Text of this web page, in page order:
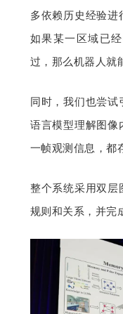
多依赖历史经验进
如果某一区域已
过，那么机器人就
同时，我们也尝
语言模型理解图像
一帧观测信息，都
整个系统采用双层
规则和关系，并完